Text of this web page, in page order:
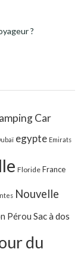
?
Car
egypte Emirats
Floride France
Nouvelle
Pérou Sac à dos
du